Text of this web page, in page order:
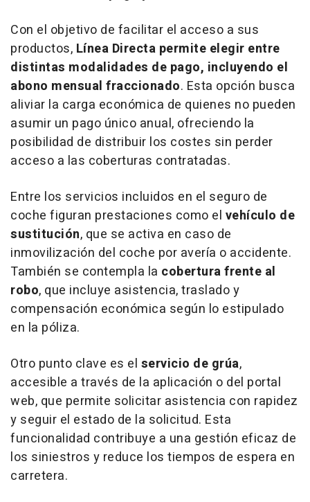
Con el objetivo de facilitar el acceso a sus
productos, Línea Directa permite elegir entre
distintas modalidades de pago, incluyendo el
abono mensual fraccionado. Esta opción busca
aliviar la carga económica de quienes no pueden
asumir un pago único anual, ofreciendo la
posibilidad de distribuir los costes sin perder
acceso a las coberturas contratadas.
Entre los servicios incluidos en el seguro de
coche figuran prestaciones como el vehículo de
sustitución, que se activa en caso de
inmovilización del coche por avería o accidente.
También se contempla la cobertura frente al
robo, que incluye asistencia, traslado y
compensación económica según lo estipulado
en la póliza.
Otro punto clave es el servicio de grúa,
accesible a través de la aplicación o del portal
web, que permite solicitar asistencia con rapidez
y seguir el estado de la solicitud. Esta
funcionalidad contribuye a una gestión eficaz de
los siniestros y reduce los tiempos de espera en
carretera.